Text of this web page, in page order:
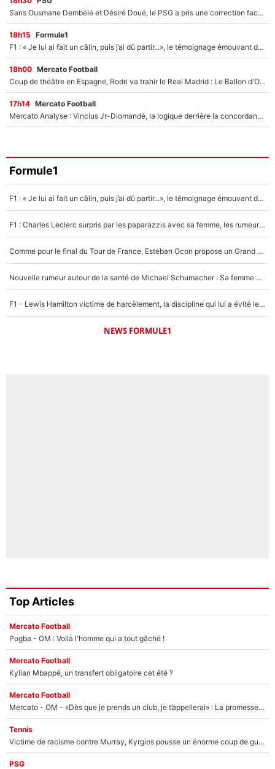
Sans Ousmane Dembélé et Désiré Doué, le PSG a pris une correction face à Majorque : Luis Enrique attend avec impatience des renforts !
18h15 Formule1
F1 : « Je lui ai fait un câlin, puis j’ai dû partir...», le témoignage émouvant de Max Verstappen sur sa fille
18h00 Mercato Football
Coup de théâtre en Espagne, Rodri va trahir le Real Madrid : Le Ballon d'Or a choisi de signer au FC Barcelone !
17h14 Mercato Football
Mercato Analyse : Vincius Jr-Diomandé, la logique derrière la concordance des temps
Formule1
F1 : « Je lui ai fait un câlin, puis j’ai dû partir...», le témoignage émouvant de Max Verstappen sur sa fille
F1 : Charles Leclerc surpris par les paparazzis avec sa femme, les rumeurs étaient vraies !
Comme pour le final du Tour de France, Esteban Ocon propose un Grand Prix de Formule 1 à Paris : «Autour de l’Arc de Triomphe, ce serait génial» !
Nouvelle rumeur autour de la santé de Michael Schumacher : Sa femme Corinna sort du silence
F1 - Lewis Hamilton victime de harcèlement, la discipline qui lui a évité le pire : «J'aurais probablement mal tourné»
NEWS FORMULE1
Top Articles
Mercato Football
Pogba - OM : Voilà l'homme qui a tout gâché !
Mercato Football
Kylian Mbappé, un transfert obligatoire cet été ?
Mercato Football
Mercato - OM - «Dès que je prends un club, je t’appellerai» : La promesse de Marcelino au moment de claquer la porte
Tennis
Victime de racisme contre Murray, Kyrgios pousse un énorme coup de gueule !
PSG